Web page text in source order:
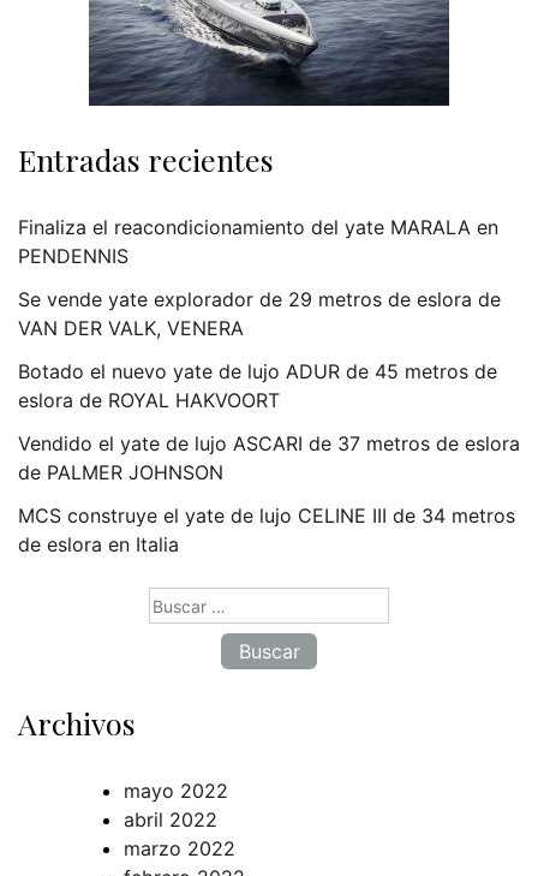
Entradas recientes
Finaliza el reacondicionamiento del yate MARALA en
PENDENNIS
Se vende yate explorador de 29 metros de eslora de
VAN DER VALK, VENERA
Botado el nuevo yate de lujo ADUR de 45 metros de
eslora de ROYAL HAKVOORT
Vendido el yate de lujo ASCARI de 37 metros de eslora
de PALMER JOHNSON
MCS construye el yate de lujo CELINE III de 34 metros
de eslora en Italia
Archivos
mayo 2022
abril 2022
marzo 2022